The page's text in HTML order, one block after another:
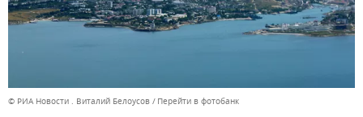
© РИА Новости . Виталий Белоусов Перейти в фотобанк